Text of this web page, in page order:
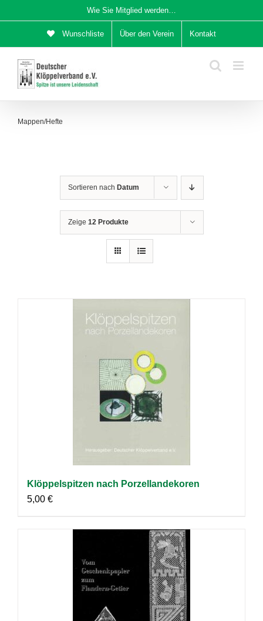
Inhalt
Wie Sie Mitglied werden…
Wunschliste Über den Verein Kontakt
Mappen/Hefte
Sortieren nach Datum
Zeige 12 Produkte
Klöppelspitzen nach Porzellandekoren
5,00 €